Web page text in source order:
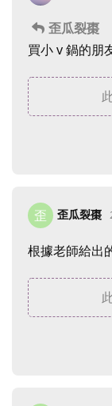
歪瓜裂棗
買小 v 鍋的朋
歪 歪瓜裂棗
根據老師給出